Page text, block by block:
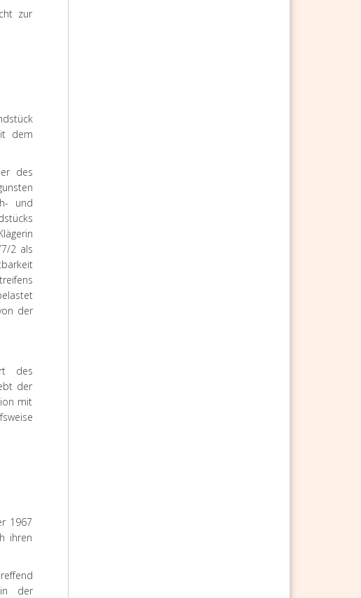
zur
dem
des
und
2 als
der
des
der
mit
1967
ihren
in der